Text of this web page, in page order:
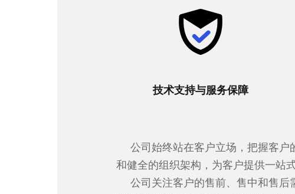
技术支持与服务保障
公司始终站在客户立场，把握客户
和健全的组织架构，为客户提供一站式
公司关注客户的售前、售中和售